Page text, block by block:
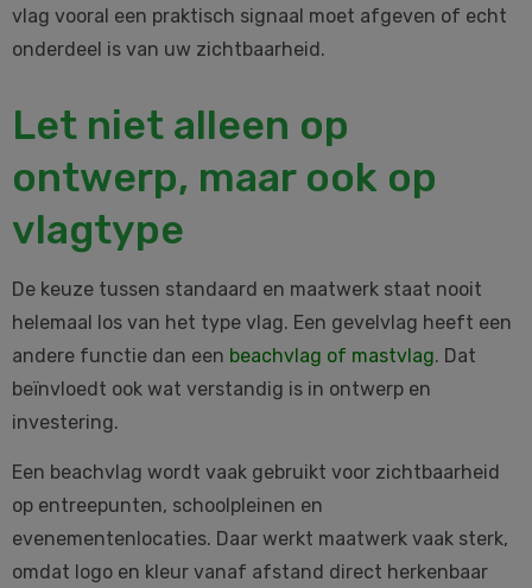
vlag vooral een praktisch signaal moet afgeven of echt
onderdeel is van uw zichtbaarheid.
Let niet alleen op
ontwerp, maar ook op
vlagtype
De keuze tussen standaard en maatwerk staat nooit
helemaal los van het type vlag. Een gevelvlag heeft een
andere functie dan een beachvlag of mastvlag. Dat
beïnvloedt ook wat verstandig is in ontwerp en
investering.
Een beachvlag wordt vaak gebruikt voor zichtbaarheid
op entreepunten, schoolpleinen en
evenementenlocaties. Daar werkt maatwerk vaak sterk,
omdat logo en kleur vanaf afstand direct herkenbaar